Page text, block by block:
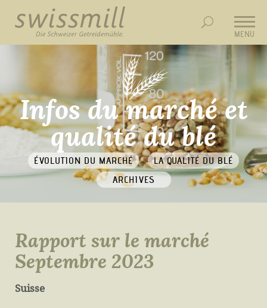
MENU
Infos du marché et
qualité du blé
ÉVOLUTION DU MARCHÉ
LA QUALITÉ DU BLÉ
ARCHIVES
Rapport sur le marché
Septembre 2023
Suisse